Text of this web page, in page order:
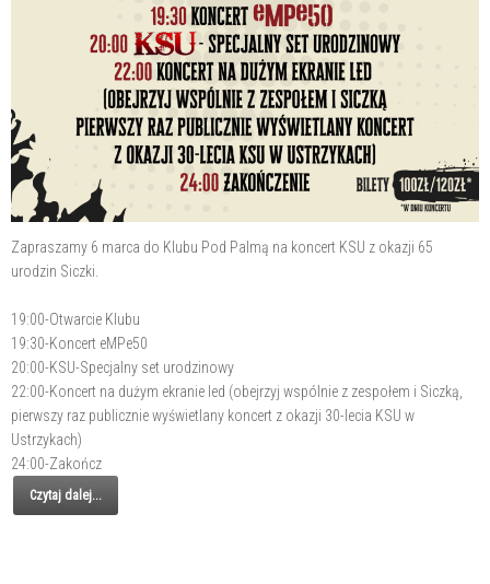
Zapraszamy 6 marca do Klubu Pod Palmą na koncert KSU z okazji 65
urodzin Siczki.
19:00-Otwarcie Klubu
19:30-Koncert eMPe50
20:00-KSU-Specjalny set urodzinowy
22:00-Koncert na dużym ekranie led (obejrzyj wspólnie z zespołem i Siczką,
pierwszy raz publicznie wyświetlany koncert z okazji 30-lecia KSU w
Ustrzykach)
24:00-Zakończ
Czytaj dalej...